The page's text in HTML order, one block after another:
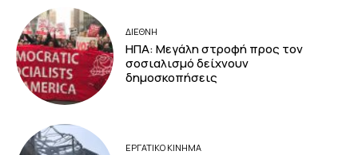
ΔΙΕΘΝΗ
ΗΠΑ: Μεγάλη στροφή προς τον
σοσιαλισμό δείχνουν
δημοσκοπήσεις
ΕΡΓΑΤΙΚΟ ΚΙΝΗΜΑ